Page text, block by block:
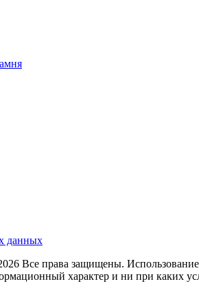
данных
Все права защищены. Использование
характер и ни при каких